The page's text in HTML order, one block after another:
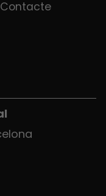
Contacte